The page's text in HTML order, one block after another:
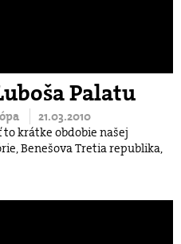
Palatu
21.03.2010
krátke obdobie našej
Benešova Tretia republika,